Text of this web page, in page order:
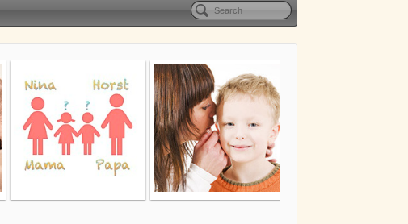
Mama, Papa – oder
Nina und Horst?
Von Papa-Sklaven und
Kinder
flüsterern